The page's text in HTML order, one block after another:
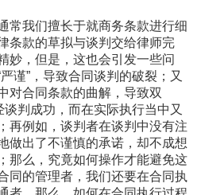
常我们擅长于就商务条款进行细
条款的草拟与谈判交给律师完
妙，但是，这也会引发一些问
谨”，导致合同谈判的破裂；又
对合同条款的曲解，导致双
谈判成功，而在实际执行当中又
再例如，谈判者在谈判中没有注
做出了不谨慎的承诺，却不成想
那么，究竟如何操作才能避免这
同的管理者，我们还要在合同执